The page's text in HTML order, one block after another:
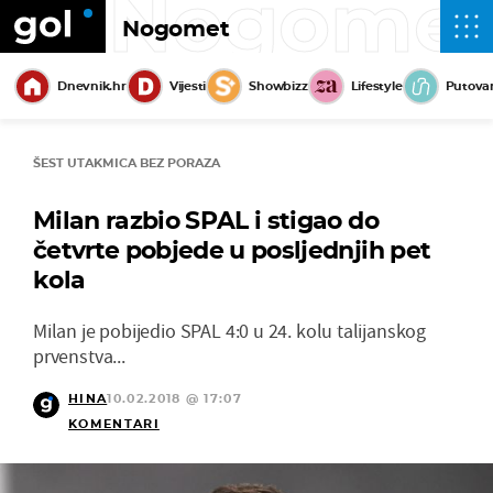
Nogomet
Dnevnik.hr Vijesti Showbizz Lifestyle
ŠEST UTAKMICA BEZ PORAZA
Milan razbio SPAL i stigao do
četvrte pobjede u posljednjih pet
kola
Milan je pobijedio SPAL 4:0 u 24. kolu talijanskog
prvenstva...
HINA10.02.2018 @ 17:07
KOMENTARI